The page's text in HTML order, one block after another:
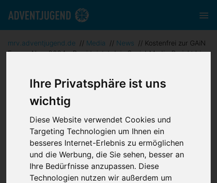
Ihre Privatsphäre ist uns
wichtig
Diese Website verwendet Cookies und
Targeting Technologien um Ihnen ein
besseres Internet-Erlebnis zu ermöglichen
und die Werbung, die Sie sehen, besser an
Ihre Bedürfnisse anzupassen. Diese
Technologien nutzen wir außerdem um
mrv.adventjugend.de // Media // News // Kostenfrei zur GAiN
Europe Nov. 2024 - Bewirb jetzt dein Social-Media-Projekt bis
Kostenfrei zur
GAiN Europe Nov.